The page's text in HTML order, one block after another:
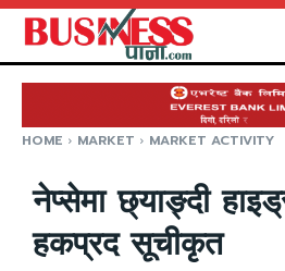
HOME MARKET MARKET ACTIVITY
नेप्सेमा छ्याङ्दी
हकप्रद सूचीकृत